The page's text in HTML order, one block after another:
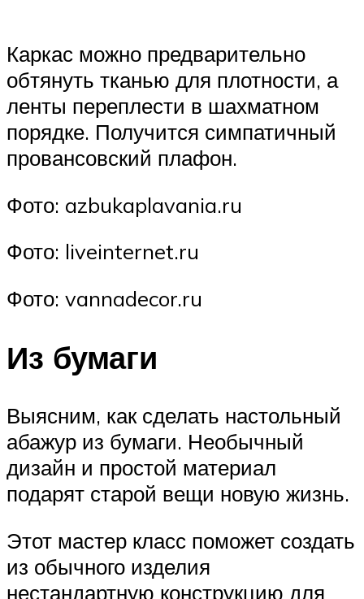
Каркас можно предварительно
обтянуть тканью для плотности, а
ленты переплести в шахматном
порядке. Получится симпатичный
провансовский плафон.
Фото: azbukaplavania.ru
Фото: liveinternet.ru
Фото: vannadecor.ru
Из бумаги
Выясним, как сделать настольный
абажур из бумаги. Необычный
дизайн и простой материал
подарят старой вещи новую жизнь.
Этот мастер класс поможет создать
из обычного изделия
нестандартную конструкцию для